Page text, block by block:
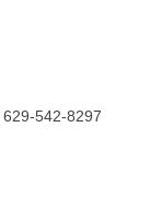
542-8297